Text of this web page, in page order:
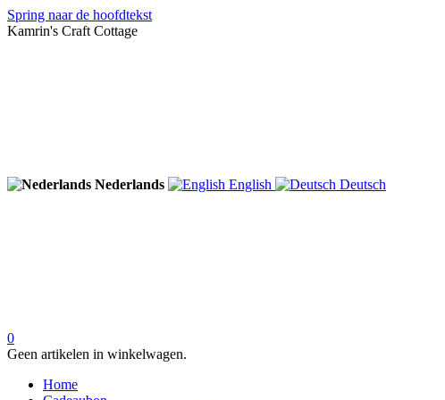
Spring naar de hoofdtekst
Kamrin's Craft Cottage
Nederlands English Deutsch
0
Geen artikelen in winkelwagen.
Home